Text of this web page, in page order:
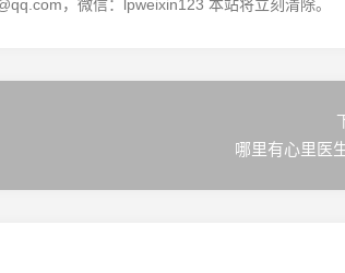
，微信：lpweixin123 本站将立刻清除。
哪里有心里医